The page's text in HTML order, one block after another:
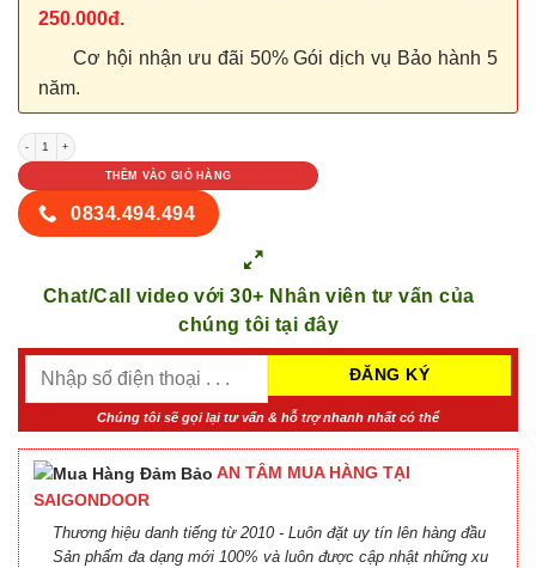
250.000đ.
Cơ hội nhận ưu đãi 50% Gói dịch vụ Bảo hành 5
năm.
CỬA NHỰA COMPOSITE B06-86 số lượng
THÊM VÀO GIỎ HÀNG
0834.494.494
Chat/Call video với 30+ Nhân viên tư vấn của
chúng tôi tại đây
Chúng tôi sẽ gọi lại tư vấn & hỗ trợ nhanh nhất có thể
AN TÂM MUA HÀNG TẠI
SAIGONDOOR
Thương hiệu danh tiếng từ 2010 - Luôn đặt uy tín lên hàng đầu
Sản phẩm đa dạng mới 100% và luôn được cập nhật những xu